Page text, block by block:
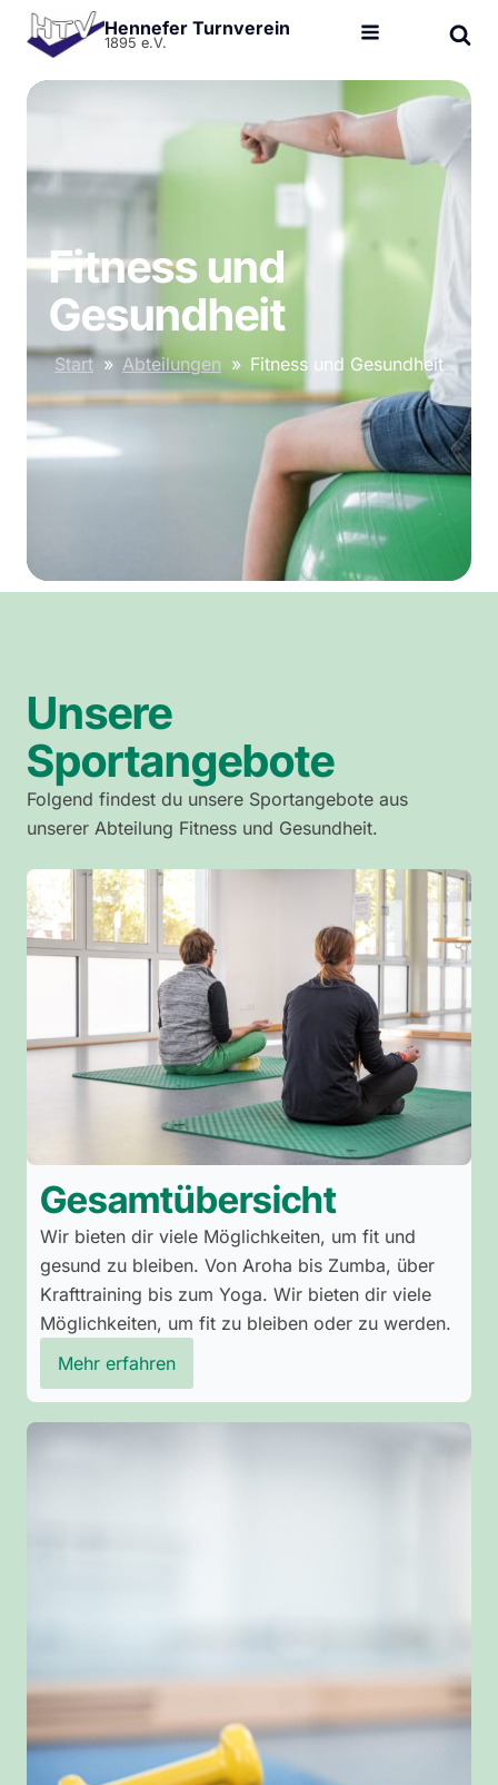
Hennefer Turnverein
1895 e.V.
Fitness und
Gesundheit
Start » Abteilungen » Fitness und Gesundheit
Unsere
Sportangebote
Folgend findest du unsere Sportangebote aus
unserer Abteilung Fitness und Gesundheit.
Gesamtübersicht
Wir bieten dir viele Möglichkeiten, um fit und
gesund zu bleiben. Von Aroha bis Zumba, über
Krafttraining bis zum Yoga. Wir bieten dir viele
Möglichkeiten, um fit zu bleiben oder zu werden.
Mehr erfahren